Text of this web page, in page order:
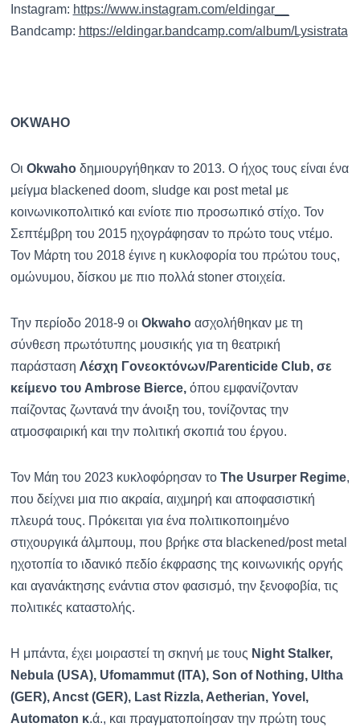
Instagram: https://www.instagram.com/eldingar__
Bandcamp: https://eldingar.bandcamp.com/album/Lysistrata
OKWAHO
Οι Okwahoδημιουργήθηκαν το 2013. Ο ήχος τους είναι ένα
μείγμα blackened doom, sludge και post metal με
κοινωνικοπολιτικό και ενίοτε πιο προσωπικό στίχο. Τον
Σεπτέμβρη του 2015 ηχογράφησαν το πρώτο τους ντέμο.
Τον Μάρτη του 2018 έγινε η κυκλοφορία του πρώτου τους,
ομώνυμου, δίσκου με πιο πολλά stoner στοιχεία.
Την περίοδο 2018-9 οι Okwahoασχολήθηκαν με τη
σύνθεση πρωτότυπης μουσικής για τη θεατρική
παράσταση Λέσχη Γονεοκτόνων/Parenticide Club, σε
κείμενο του Ambrose Bierce, όπου εμφανίζονταν
παίζοντας ζωντανά την άνοιξη του, τονίζοντας την
ατμοσφαιρική και την πολιτική σκοπιά του έργου.
Τον Μάη του 2023 κυκλοφόρησαν τοThe Usurper Regime,
που δείχνει μια πιο ακραία, αιχμηρή και αποφασιστική
πλευρά τους. Πρόκειται για ένα πολιτικοποιημένο
στιχουργικά άλμπουμ, που βρήκε στα blackened/post metal
ηχοτοπία το ιδανικό πεδίο έκφρασης της κοινωνικής οργής
και αγανάκτησης ενάντια στον φασισμό, την ξενοφοβία, τις
πολιτικές καταστολής.
Η μπάντα, έχει μοιραστεί τη σκηνή με τους Night Stalker,
Nebula (USA), Ufomammut (ITA), Son of Nothing, Ultha
(GER), Ancst (GER), Last Rizzla, Aetherian, Yovel,
Automaton κ.ά., και πραγματοποίησαν την πρώτη τους